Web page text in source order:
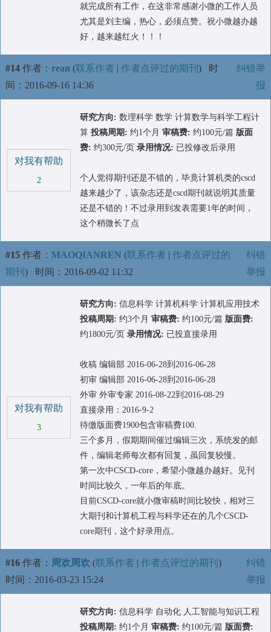
就完成所有工作，在这非常感谢小微的工作人员
尤其是刘主编，热心，必须点赞。祝小微越办越
好，越来越红火！！！
#14 作者： rean (联系作者 | 作者点评过的期刊 ) 时
间：2016-09-16 14:36
纠错举
报
对我有帮助
2
研究方向: 数理科学 数学 计算数学与科学工程计
算 投稿周期: 约1个月 审稿费: 约100元/篇 版面
费: 约300元/页 录用情况: 已投修改后录用
个人觉得期刊还是不错的，毕竟计算机类的cscd
越来越少了，该杂志还是cscd期刊就说明其质量
还是不错的！不过录用到发表需要1年的时间，
这个稍微长了点
#15 作者： MAOQIANREN (联系作者 | 作者点评过的
期刊 ) 时间：2016-09-02 11:32
纠错
举报
对我有帮助
3
研究方向: 信息科学 计算机科学 计算机应用技术
投稿周期: 约3个月 审稿费: 约100元/篇 版面费:
约1800元/页 录用情况: 已投直接录用
收稿 编辑部 2016-06-28到2016-06-28
初审 编辑部 2016-06-28到2016-06-28
外审 外审专家 2016-08-22到2016-08-29
直接录用：2016-9-2
待缴版面费1900包含审稿费100.
三个多月，假期期间催过编辑三次，系统发的邮
件，编辑老师每次都有回复，虽回复较慢。
第一次中CSCD-core，希望小微越办越好。见刊
时间比较久，一年后的年底。
目前CSCD-core就小微审稿时间比较快，相对三
大期刊和计算机工程与科学还在的几个CSCD-
core期刊，这个好录用点。
#16 作者： 周欢周欢 (联系作者 | 作者点评过的期刊 )
时间：2016-03-23 15:24
纠错
举报
研究方向: 信息科学 自动化 人工智能与知识工程
投稿周期: 约1个月 审稿费: 约100元/篇 版面费: